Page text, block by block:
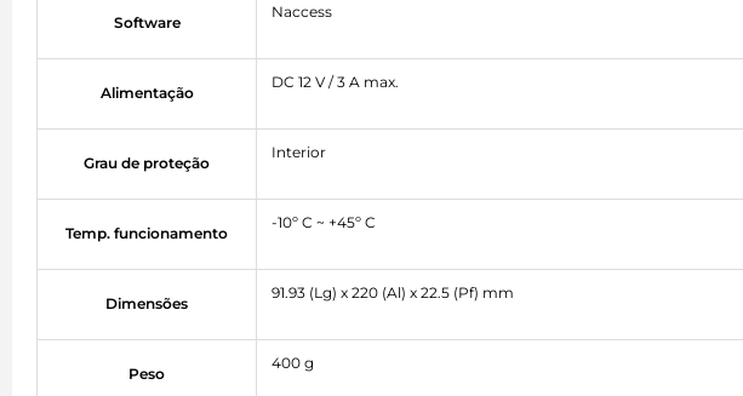
Software
Naccess
Alimentação
DC 12 V / 3 A max.
Grau de proteção
Interior
Temp. funcionamento
-10º C ~ +45º C
Dimensões
91.93 (Lg) x 220 (Al) x 22.5 (Pf) mm
Peso
400 g